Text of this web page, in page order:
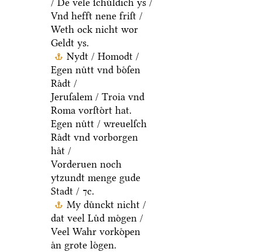
/ De vele ſchuͤldich ys /
Vnd hefft nene friſt /
Weth ock nicht wor
Geldt ys.
Nydt / Homodt /
Egen nuͤtt vnd boͤſen
Raͤdt /
Jeruſalem / Troia vnd
Roma vorſtoͤrt hat.
Egen nuͤtt / wreuelſch
Raͤdt vnd vorborgen
haͤt /
Vorderuen noch
ytzundt menge gude
Stadt / ⁊c.
My duͤnckt nicht /
dat veel Luͤd moͤgen /
Veel Wahr vorkoͤpen
aͤn grote loͤgen.